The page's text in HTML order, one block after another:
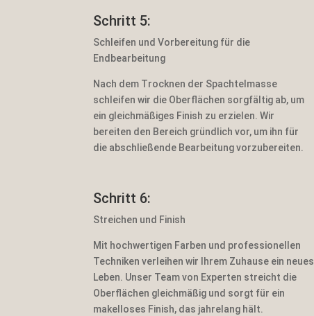
Schritt 5:
Schleifen und Vorbereitung für die
Endbearbeitung
Nach dem Trocknen der Spachtelmasse
schleifen wir die Oberflächen sorgfältig ab, um
ein gleichmäßiges Finish zu erzielen. Wir
bereiten den Bereich gründlich vor, um ihn für
die abschließende Bearbeitung vorzubereiten.
Schritt 6:
Streichen und Finish
Mit hochwertigen Farben und professionellen
Techniken verleihen wir Ihrem Zuhause ein neues
Leben. Unser Team von Experten streicht die
Oberflächen gleichmäßig und sorgt für ein
makelloses Finish, das jahrelang hält.